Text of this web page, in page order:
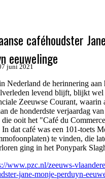
caféhoudster
eeuwelinge
juni 2021
Nederland de herinnering aan
levend blijft, blijkt
Zeeuwse Courant, waarin
de honderdste verjaardag
die ooit het "Café du
In dat café was een 101-toets
te vinden, die
ging in het Ponypark
www.pzc.nl/zeeuws-
jane-monje-perduyn-